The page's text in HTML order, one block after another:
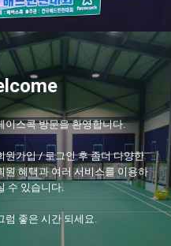
이스콕 방문을 환영합니다.
원가입 / 로그인 후 좀더 다양한
원 혜택과 여러 서비스를 이용하
수 있습니다.
럼 좋은 시간 되세요.